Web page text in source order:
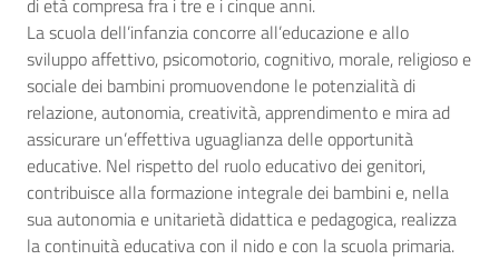
di età compresa fra i tre e i cinque anni.
La scuola dell’infanzia concorre all’educazione e allo
sviluppo affettivo, psicomotorio, cognitivo, morale, religioso e
sociale dei bambini promuovendone le potenzialità di
relazione, autonomia, creatività, apprendimento e mira ad
assicurare un’effettiva uguaglianza delle opportunità
educative. Nel rispetto del ruolo educativo dei genitori,
contribuisce alla formazione integrale dei bambini e, nella
sua autonomia e unitarietà didattica e pedagogica, realizza
la continuità educativa con il nido e con la scuola primaria.